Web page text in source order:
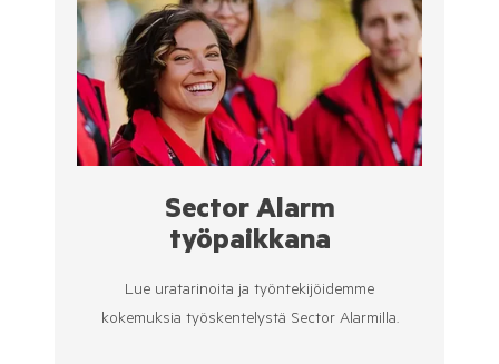
Sector Alarm
työpaikkana
Lue uratarinoita ja työntekijöidemme
kokemuksia työskentelystä Sector Alarmilla.